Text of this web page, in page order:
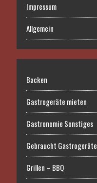
Impressum
Allgemein
Backen
Gastrogeräte mieten
Gastronomie Sonstiges
Gebraucht Gastrogeräte
Grillen – BBQ